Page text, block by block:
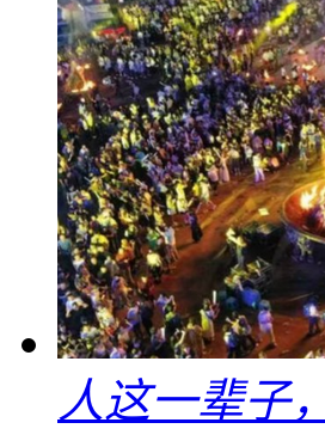
人这一辈子